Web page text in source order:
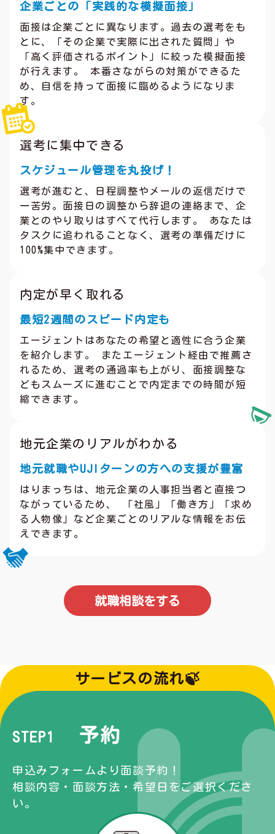
企業ごとの「実践的な模擬面接」
面接は企業ごとに異なります。過去の選考をも
とに、「その企業で実際に出された質問」や
「高く評価されるポイント」に絞った模擬面接
が行えます。 本番さながらの対策ができるた
め、自信を持って面接に臨めるようになりま
す。
選考に集中できる
スケジュール管理を丸投げ！
選考が進むと、日程調整やメールの返信だけで
一苦労。面接日の調整から辞退の連絡まで、企
業とのやり取りはすべて代行します。 あなたは
タスクに追われることなく、選考の準備だけに
100%集中できます。
内定が早く取れる
最短2週間のスピード内定も
エージェントはあなたの希望と適性に合う企業
を紹介します。 またエージェント経由で推薦さ
れるため、選考の通過率も上がり、面接調整な
どもスムーズに進むことで内定までの時間が短
縮できます。
地元企業のリアルがわかる
地元就職やUJIターンの方への支援が豊富
はりまっちは、地元企業の人事担当者と直接つ
ながっているため、 「社風」「働き方」「求め
る人物像」など企業ごとのリアルな情報をお伝
えできます。
就職相談をする
サービスの流れ🍃
STEP1 予約
申込みフォームより面談予約！
相談内容・面談方法・希望日をご選択くださ
い。